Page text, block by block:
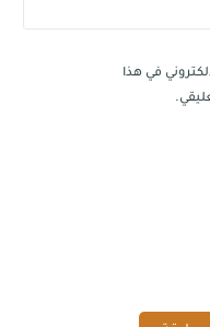
في هذا